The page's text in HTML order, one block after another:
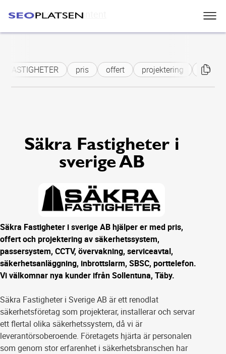
Skip to main content
FASTIGHETER pris offert projektering
Säkra Fastigheter i
sverige AB
Säkra Fastigheter i sverige AB hjälper er med pris,
offert och projektering av säkerhetssystem,
passersystem, CCTV, övervakning, serviceavtal,
säkerhetsanläggning, inbrottslarm, SBSC, porttelefon.
Vi välkomnar nya kunder ifrån Sollentuna, Täby.
Säkra Fastigheter i Sverige AB är ett renodlat
säkerhetsföretag som projekterar, installerar och servar
ett flertal olika säkerhetssystem, då vi är
leverantörsoberoende. Företagets hjärta är personalen
som genom stor erfarenhet i säkerhetsbranschen har